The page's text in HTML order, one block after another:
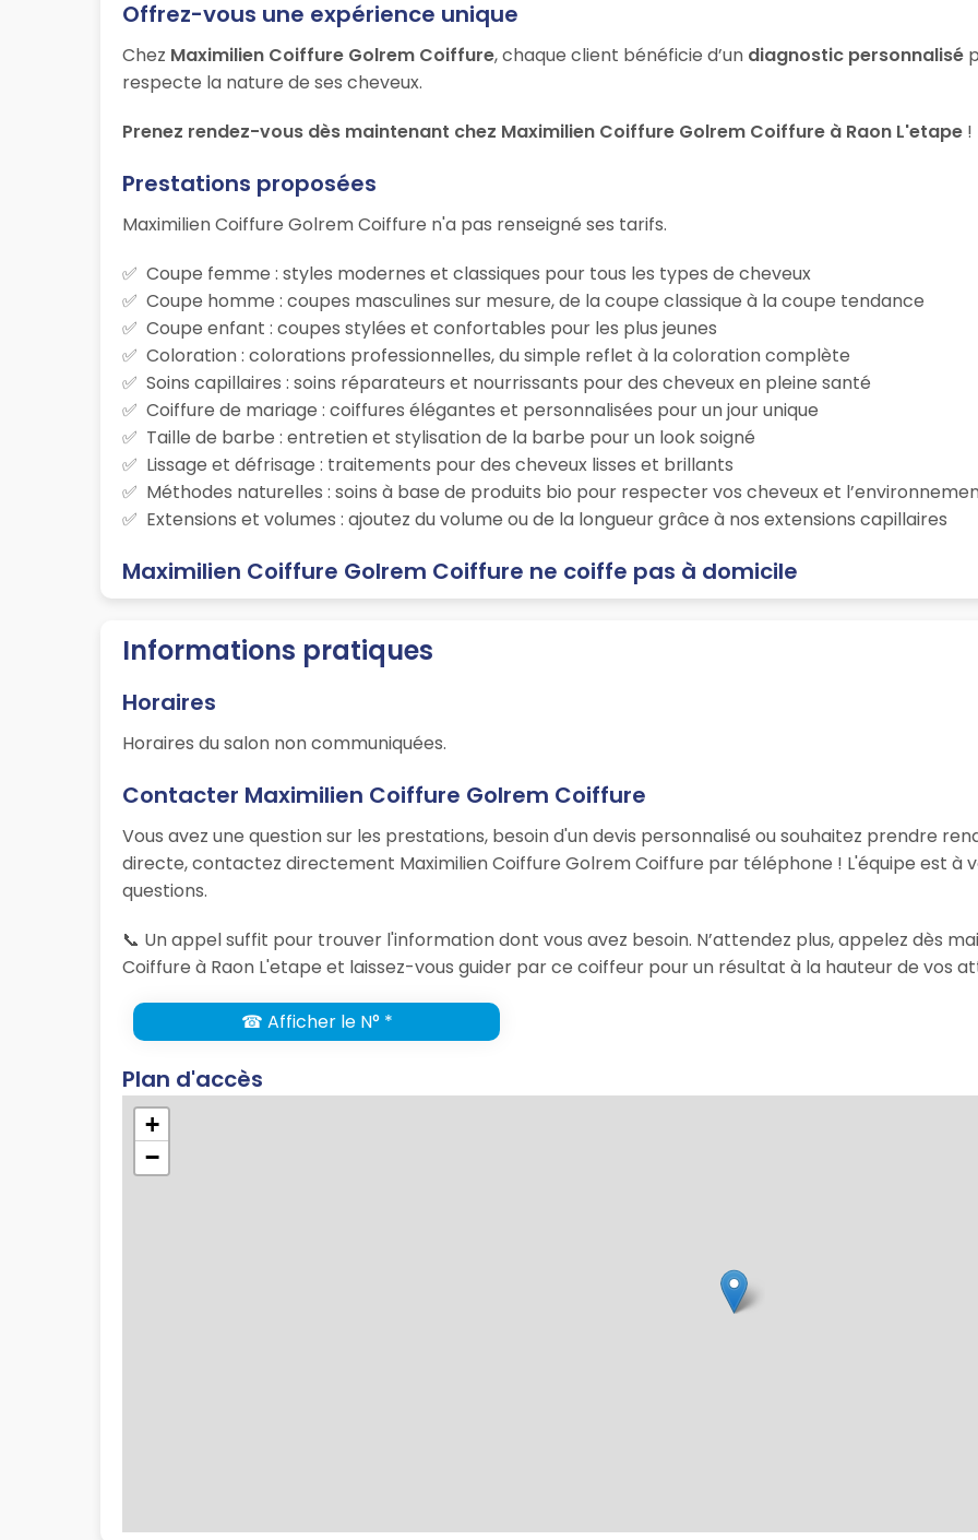
Offrez-vous une expérience unique
Chez Maximilien Coiffure Golrem Coiffure, chaque client bénéficie d’un diagnostic personnalisé
respecte la nature de ses cheveux.
Prenez rendez-vous dès maintenant chez Maximilien Coiffure Golrem Coiffure à Raon L'etape !
Prestations proposées
Maximilien Coiffure Golrem Coiffure n'a pas renseigné ses tarifs.
Coupe femme : styles modernes et classiques pour tous les types de cheveux
Coupe homme : coupes masculines sur mesure, de la coupe classique à la coupe tendance
Coupe enfant : coupes stylées et confortables pour les plus jeunes
Coloration : colorations professionnelles, du simple reflet à la coloration complète
Soins capillaires : soins réparateurs et nourrissants pour des cheveux en pleine santé
Coiffure de mariage : coiffures élégantes et personnalisées pour un jour unique
Taille de barbe : entretien et stylisation de la barbe pour un look soigné
Lissage et défrisage : traitements pour des cheveux lisses et brillants
Méthodes naturelles : soins à base de produits bio pour respecter vos cheveux et
Extensions et volumes : ajoutez du volume ou de la longueur grâce à nos extensions capillaires
Maximilien Coiffure Golrem Coiffure ne coiffe pas à domicile
Informations pratiques
Horaires
Horaires du salon non communiquées.
Contacter Maximilien Coiffure Golrem Coiffure
Vous avez une question sur les prestations, besoin d'un devis personnalisé ou souhaitez prendre
directe, contactez directement Maximilien Coiffure Golrem Coiffure par téléphone ! L'équipe est
questions.
📞 Un appel suffit pour trouver l'information dont vous avez besoin. N’attendez plus, appelez dès
Coiffure à Raon L'etape et laissez-vous guider par ce coiffeur pour un résultat à la hauteur de vos
☎ Afficher le N° *
Plan d'accès
+
−